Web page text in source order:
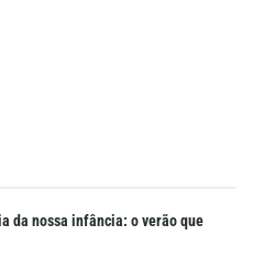
da nossa infância: o verão que